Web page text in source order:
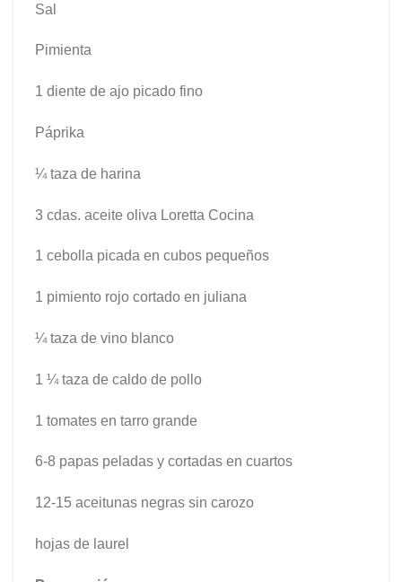
Sal
Pimienta
1 diente de ajo picado fino
Páprika
¼ taza de harina
3 cdas. aceite oliva Loretta Cocina
1 cebolla picada en cubos pequeños
1 pimiento rojo cortado en juliana
¼ taza de vino blanco
1 ¼ taza de caldo de pollo
1 tomates en tarro grande
6-8 papas peladas y cortadas en cuartos
12-15 aceitunas negras sin carozo
hojas de laurel